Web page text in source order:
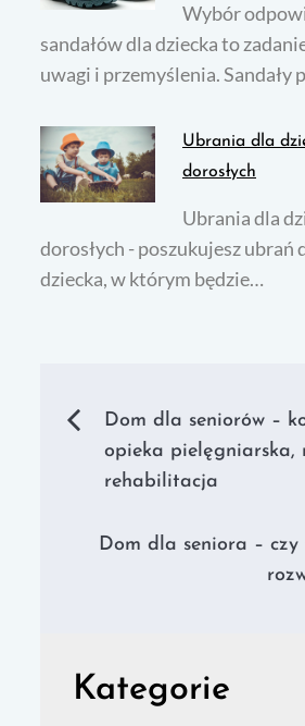
Wybór
sandałów dla dziecka to
uwagi i przemyślenia. Sandały
Ubrania dla
dorosłych
Ubrania dla
dorosłych - poszukujesz ubrań
dziecka, w którym będzie…
Nawigacja
wpisu
Dom dla seniorów –
opieka pielęgniarska,
rehabilitacja
Dom dla seniora –
Kategorie